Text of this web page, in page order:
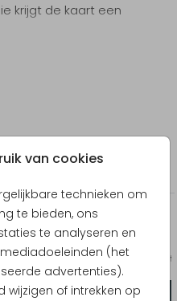
van cookies
technieken om
te bieden, ons
te analyseren en
(het
advertenties).
wijzigen of intrekken op
krijgt de kaart een